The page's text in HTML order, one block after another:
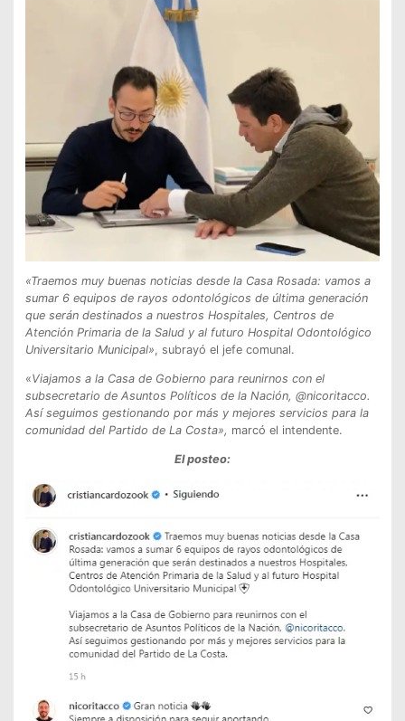
«Traemos muy buenas noticias desde la Casa Rosada: vamos a
sumar 6 equipos de rayos odontológicos de última generación
que serán destinados a nuestros Hospitales, Centros de
Atención Primaria de la Salud y al futuro Hospital Odontológico
Universitario Municipal», subrayó el jefe comunal.
«Viajamos a la Casa de Gobierno para reunirnos con el
subsecretario de Asuntos Políticos de la Nación, @nicoritacco.
Así seguimos gestionando por más y mejores servicios para la
comunidad del Partido de La Costa», marcó el intendente.
El posteo: